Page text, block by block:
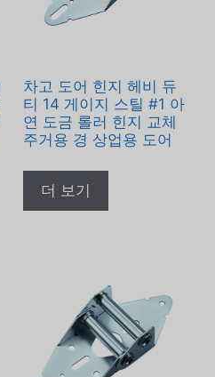
차고 도어 힌지 헤비 듀
티 14 게이지 스틸 #1 아
연 도금 롤러 힌지 교체
주거용 경 상업용 도어
더 보기